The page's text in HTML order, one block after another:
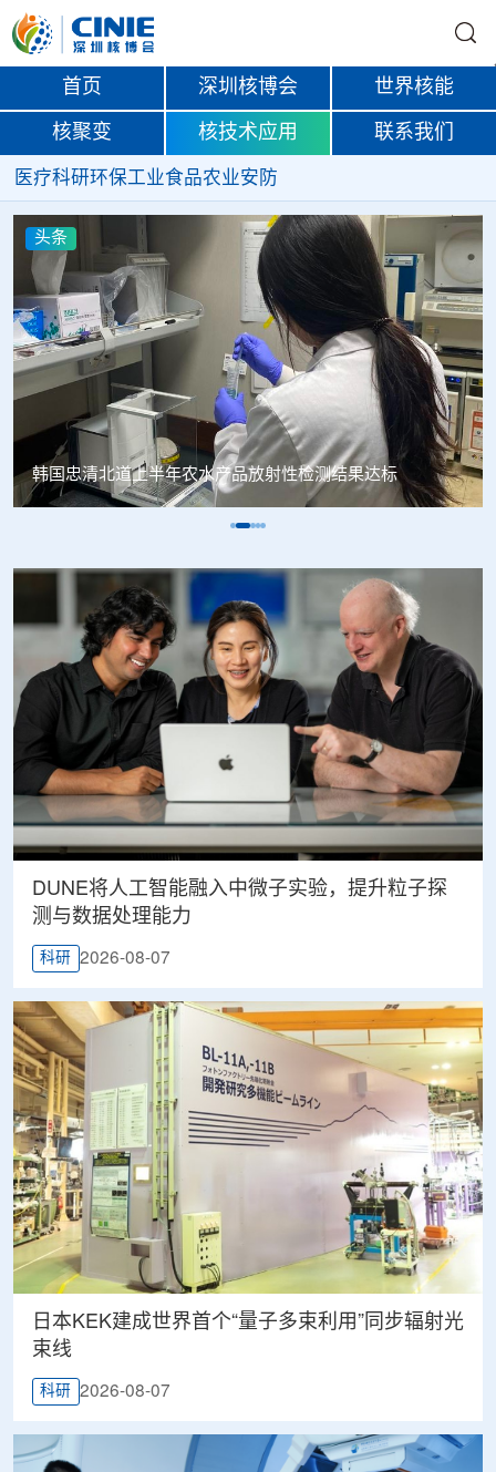
首页 深圳核博会 世界核能
核聚变 核技术应用 联系我们
医疗科研环保工业食品农业安防
头条
Oklo格罗夫斯同位素试验反应堆实现首次临界
DUNE将人工智能融入中微子实验，提升粒子探
测与数据处理能力
科研 2026-08-07
日本KEK建成世界首个“量子多束利用”同步辐射光
束线
科研 2026-08-07